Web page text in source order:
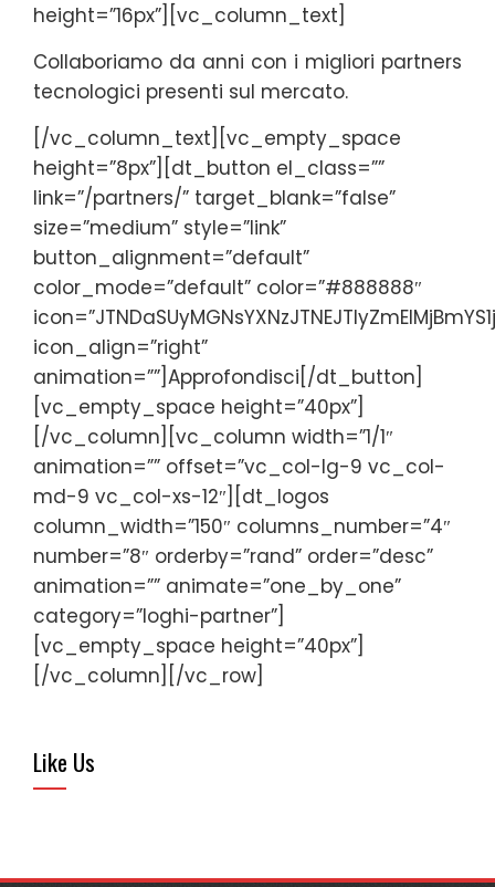
height=”16px”][vc_column_text]
Collaboriamo da anni con i migliori partners
tecnologici presenti sul mercato.
[/vc_column_text][vc_empty_space
height=”8px”][dt_button el_class=””
link=”/partners/” target_blank=”false”
size=”medium” style=”link”
button_alignment=”default”
color_mode=”default” color=”#888888″
icon_align=”right”
animation=””]Approfondisci[/dt_button]
[vc_empty_space height=”40px”]
[/vc_column][vc_column width=”1/1″
animation=”” offset=”vc_col-lg-9 vc_col-
md-9 vc_col-xs-12″][dt_logos
column_width=”150″ columns_number=”4″
number=”8″ orderby=”rand” order=”desc”
animation=”” animate=”one_by_one”
category=”loghi-partner”]
[vc_empty_space height=”40px”]
[/vc_column][/vc_row]
Like Us